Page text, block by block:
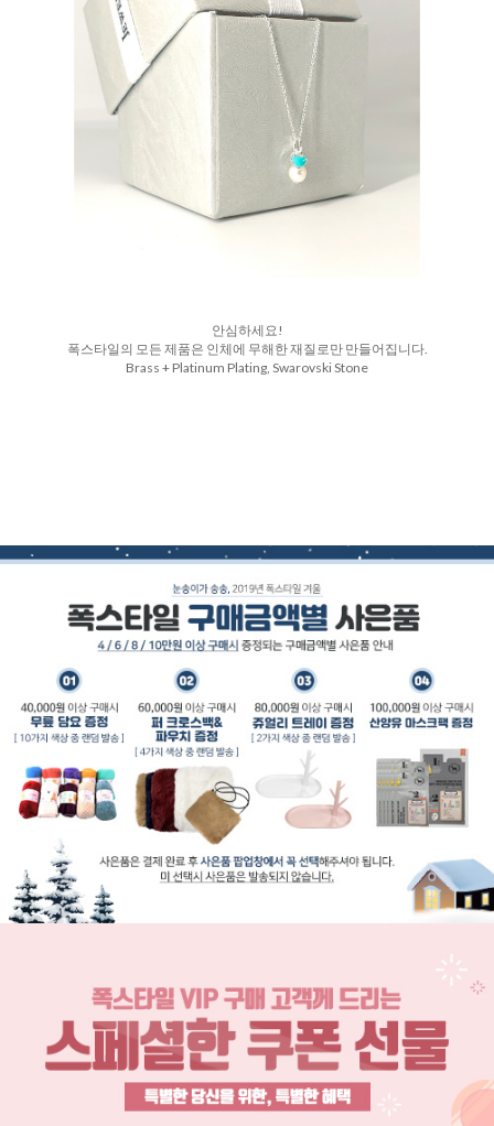
안심하세요!
폭스타일의 모든 제품은 인체에 무해한 재질로만 만들어집니다.
Brass + Platinum Plating, Swarovski Stone